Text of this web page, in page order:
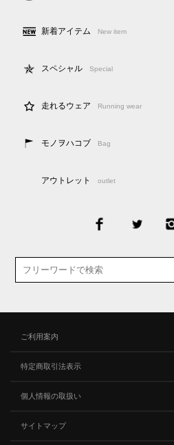
新着アイテム New item
スペシャル Special
走れるウェア Running wear
モノヲハコブ Bag
アウトレット outlet
ご利用案内
特定商取引法表示
個人情報の取扱い
サイトマップ